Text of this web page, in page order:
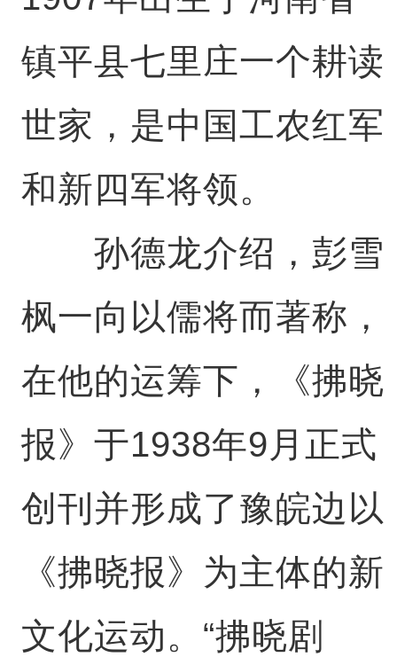
镇平县七里庄一个耕读
世家，是中国工农红军
和新四军将领。
孙德龙介绍，彭雪
枫一向以儒将而著称，
在他的运筹下，《拂晓
报》于1938年9月正式
创刊并形成了豫皖边以
《拂晓报》为主体的新
文化运动。“拂晓剧